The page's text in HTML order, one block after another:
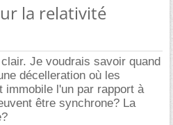
la relativité
Je voudrais savoir quand
décelleration où les
immobile l'un par rapport à
être synchrone? La